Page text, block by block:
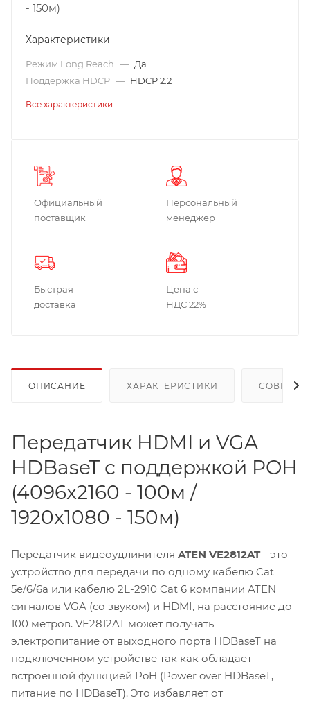
- 150м)
Характеристики
Режим Long Reach — Да
Поддержка HDCP — HDCP 2.2
Все характеристики
Официальный
поставщик
Персональный
менеджер
Быстрая
доставка
Цена с
НДС 22%
ОПИСАНИЕ ХАРАКТЕРИСТИКИ
Передатчик HDMI и VGA
HDBaseT с поддержкой POH
(4096x2160 - 100м /
1920x1080 - 150м)
Передатчик видеоудлинителя ATEN VE2812AT- это
устройство для передачи по одному кабелю Cat
5e/6/6a или кабелю 2L-2910 Cat 6 компании ATEN
сигналов VGA (со звуком) и HDMI, на расстояние до
100 метров. VE2812AT может получать
электропитание от выходного порта HDBaseT на
подключенном устройстве так как обладает
встроенной функцией PoH (Power over HDBaseT,
питание по HDBaseT). Это избавляет от